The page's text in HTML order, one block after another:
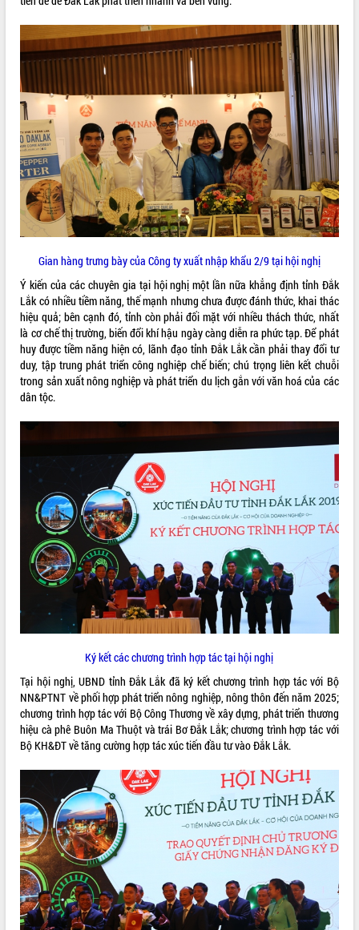
UBND tỉnh Đắk Lắk triển khai nhiệm
vụ 6 tháng cuối năm 2026
Kỳ họp thứ Hai, Hội đồng nhân dân
tỉnh khóa XI quyết nghị nhiều nội dung
quan trọng
Bí thư Tỉnh ủy Lương Nguyễn Minh
Triết thăm, tặng quà người có công với
cách mạng
Rà soát, hoàn thiện hệ thống thiết chế
văn hóa, thể thao đáp ứng yêu cầu
phát triển mới
Thường trực HĐND tỉnh Đắk Lắk gặp
mặt Đoàn chuyên gia y tế TP. Hồ Chí
Minh
Lễ truy điệu và an táng hài cốt liệt sĩ
tại Nghĩa trang Liệt sĩ xã Sơn Hòa
Bàn giải pháp tháo gỡ khó khăn trong
xuất khẩu sầu riêng và triển khai quy
định EUDR
Thứ trưởng Bộ Nông nghiệp và Môi
trường Nguyễn Hoàng Hiệp khảo sát
vùng trồng và doanh nghiệp đóng gói
sầu riêng tại Đắk Lắk
món ăn từ sầu riêng
tiến đầu tư tỉnh
Ngành cá ngừ Đắk Lắk chủ động thích
ứng để giữ vững thị trường xuất khẩu
Diễn đàn Kinh tế tư nhân Việt Nam đột
phá cơ chế - Hợp tác công tư
Đề án 06 tạo bước ngoặt đột phá trong
cải cách hành chính tỉnh Đắk Lắk
Kết nối tour, đẩy mạnh chuyển đổi số
để phát triển du lịch Đắk Lắk
Khởi động Dự án Đầu tư xây dựng hạ
Gặp mặt các cơ quan báo chí nhân Kỷ
niệm 101 năm Ngày Báo chí Cách
mạng Việt Nam
Đắk Lắk sơ kết 4 năm triển khai thực
hiện Đề án 06 của Chính phủ
Quy hoạch và Xúc tiến đầu tư tỉnh Đắk
Lắk
Khơi thông điểm nghẽn, đẩy nhanh
giải ngân vốn khắc phục thiên tai
HĐND tỉnh thông qua điều chỉnh Quy
hoạch tỉnh thời kỳ 2021-2030
Hội thảo góp ý hồ sơ điều chỉnh quy
hoạch tỉnh Đắk Lắk thời kỳ 2021-2030,
tầm nhìn đến năm 2050
LIÊN KẾT WEB
THỐNG KÊ TRUY CẬP
Hôm nay: 22236
66107904
Gian hàng trưng bày của Công ty xuất nhập khẩu 2/9 tại hội nghị
Ý kiến của các chuyên gia tại hội nghị một lần nữa khẳng định tỉnh Đắk
Lắk có nhiều tiềm năng, thế mạnh nhưng chưa được đánh thức, khai thác
hiệu quả; bên cạnh đó, tỉnh còn phải đối mặt với nhiều thách thức, nhất
là cơ chế thị trường, biến đổi khí hậu ngày càng diễn ra phức tạp. Để phát
huy được tiềm năng hiện có, lãnh đạo tỉnh Đắk Lắk cần phải thay đổi tư
duy, tập trung phát triển công nghiệp chế biến; chú trọng liên kết chuỗi
trong sản xuất nông nghiệp và phát triển du lịch gắn với văn hoá của các
dân tộc.
Ký kết các chương trình hợp tác tại hội nghị
Tại hội nghị, UBND tỉnh Đắk Lắk đã ký kết chương trình hợp tác với Bộ
NN&PTNT về phối hợp phát triển nông nghiệp, nông thôn đến năm 2025;
chương trình hợp tác với Bộ Công Thương về xây dựng, phát triển thương
hiệu cà phê Buôn Ma Thuột và trái Bơ Đắk Lắk; chương trình hợp tác với
Bộ KH&ĐT về tăng cường hợp tác xúc tiến đầu tư vào Đắk Lắk.